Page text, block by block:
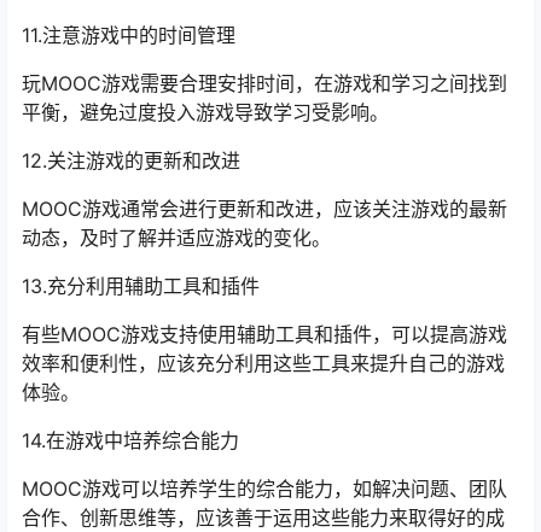
11.注意游戏中的时间管理
玩MOOC游戏需要合理安排时间，在游戏和学习之间找到
平衡，避免过度投入游戏导致学习受影响。
12.关注游戏的更新和改进
MOOC游戏通常会进行更新和改进，应该关注游戏的最新
动态，及时了解并适应游戏的变化。
13.充分利用辅助工具和插件
有些MOOC游戏支持使用辅助工具和插件，可以提高游戏
效率和便利性，应该充分利用这些工具来提升自己的游戏
体验。
14.在游戏中培养综合能力
MOOC游戏可以培养学生的综合能力，如解决问题、团队
合作、创新思维等，应该善于运用这些能力来取得好的成